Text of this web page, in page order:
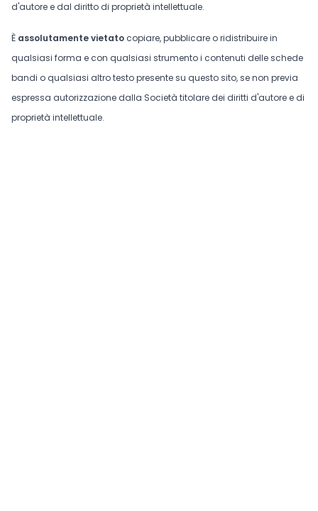
d'autore e dal diritto di proprietà intellettuale.
È assolutamente vietato copiare, pubblicare o ridistribuire in
qualsiasi forma e con qualsiasi strumento i contenuti delle schede
bandi o qualsiasi altro testo presente su questo sito, se non previa
espressa autorizzazione dalla Società titolare dei diritti d'autore e di
proprietà intellettuale.